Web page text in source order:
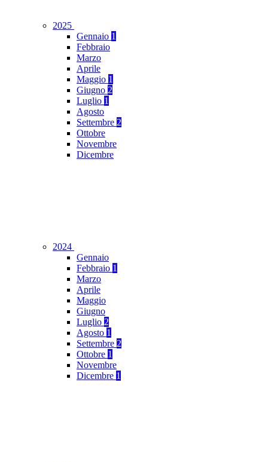
2025
Gennaio 1
Febbraio
Marzo
Aprile
Maggio 1
Giugno 2
Luglio 1
Agosto
Settembre 2
Ottobre
Novembre
Dicembre
2024
Gennaio
Febbraio 1
Marzo
Aprile
Maggio
Giugno
Luglio 2
Agosto 1
Settembre 2
Ottobre 1
Novembre
Dicembre 1